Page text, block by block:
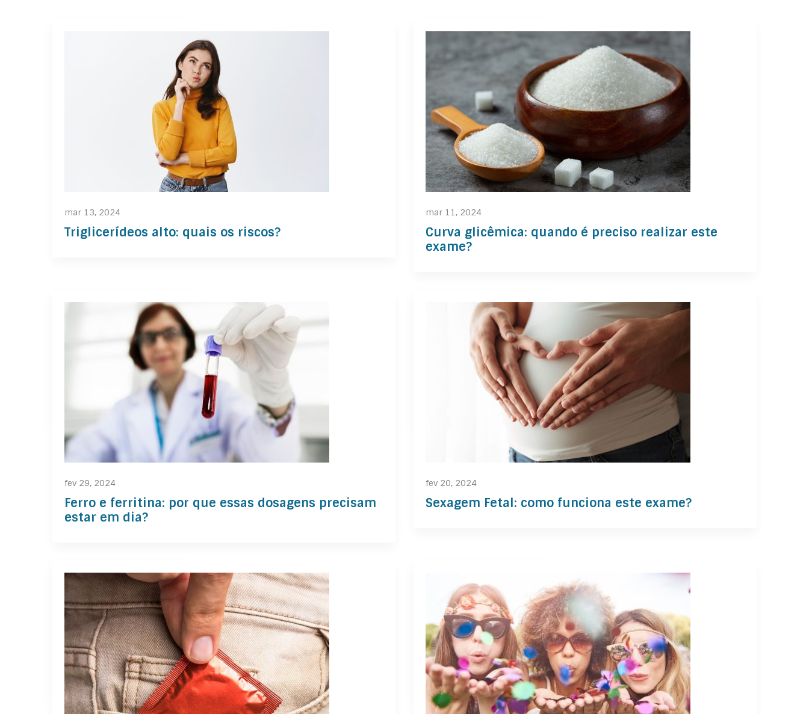
mar 13, 2024
Triglicerídeos alto: quais os riscos?
mar 11, 2024
Curva glicêmica: quando é preciso realizar este
exame?
fev 29, 2024
Ferro e ferritina: por que essas dosagens precisam
estar em dia?
fev 20, 2024
Sexagem Fetal: como funciona este exame?